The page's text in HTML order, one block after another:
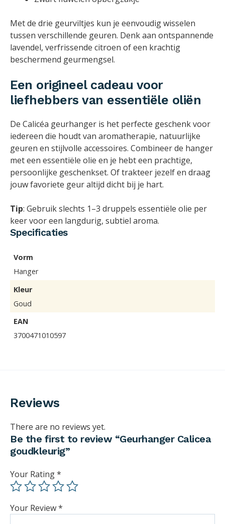
Met de drie geurviltjes kun je eenvoudig wisselen
tussen verschillende geuren. Denk aan ontspannende
lavendel, verfrissende citroen of een krachtig
beschermend geurmengsel.
Een origineel cadeau voor
liefhebbers van essentiële oliën
De Calicéa geurhanger is het perfecte geschenk voor
iedereen die houdt van aromatherapie, natuurlijke
geuren en stijlvolle accessoires. Combineer de hanger
met een essentiële olie en je hebt een prachtige,
persoonlijke geschenkset. Of trakteer jezelf en draag
jouw favoriete geur altijd dicht bij je hart.
Tip: Gebruik slechts 1–3 druppels essentiële olie per
keer voor een langdurig, subtiel aroma.
Specificaties
Vorm
Hanger
Kleur
Goud
EAN
3700471010597
Reviews
There are no reviews yet.
Be the first to review “Geurhanger Calicea
goudkleurig”
Your Rating*
Your Review*